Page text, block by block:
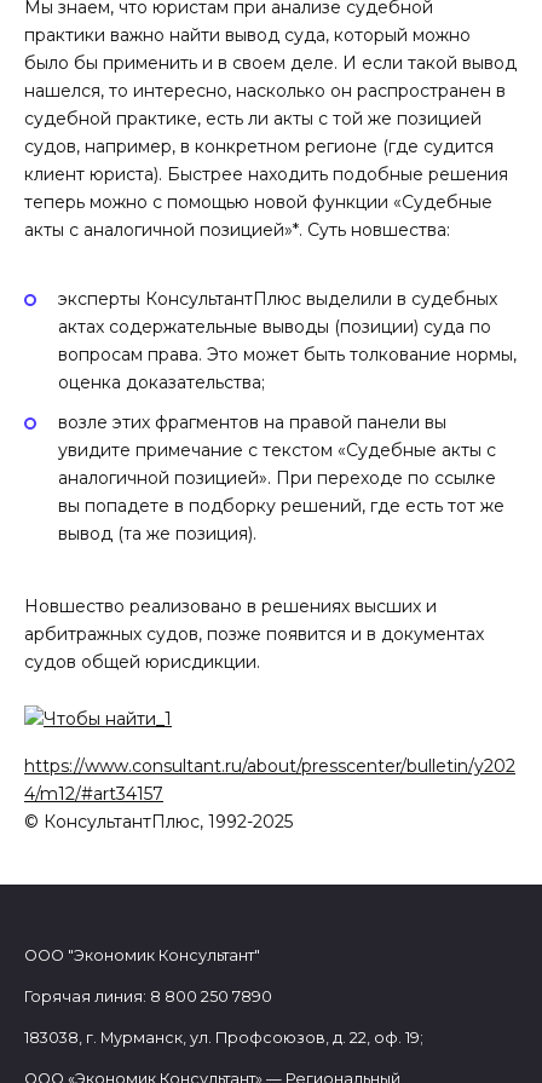
Мы знаем, что юристам при анализе судебной
практики важно найти вывод суда, который можно
было бы применить и в своем деле. И если такой вывод
нашелся, то интересно, насколько он распространен в
судебной практике, есть ли акты с той же позицией
судов, например, в конкретном регионе (где судится
клиент юриста). Быстрее находить подобные решения
теперь можно с помощью новой функции «Судебные
акты с аналогичной позицией»*. Суть новшества:
эксперты КонсультантПлюс выделили в судебных
актах содержательные выводы (позиции) суда по
вопросам права. Это может быть толкование нормы,
оценка доказательства;
возле этих фрагментов на правой панели вы
увидите примечание с текстом «Судебные акты с
аналогичной позицией». При переходе по ссылке
вы попадете в подборку решений, где есть тот же
вывод (та же позиция).
Новшество реализовано в решениях высших и
арбитражных судов, позже появится и в документах
судов общей юрисдикции.
https://www.consultant.ru/about/presscenter/bulletin/y202
4/m12/#art34157
© КонсультантПлюс, 1992-2025
ООО "Экономик Консультант"
Горячая линия: 8 800 250 7890
183038, г. Мурманск, ул. Профсоюзов, д. 22, оф. 19;
ООО «Экономик Консультант» — Региональный